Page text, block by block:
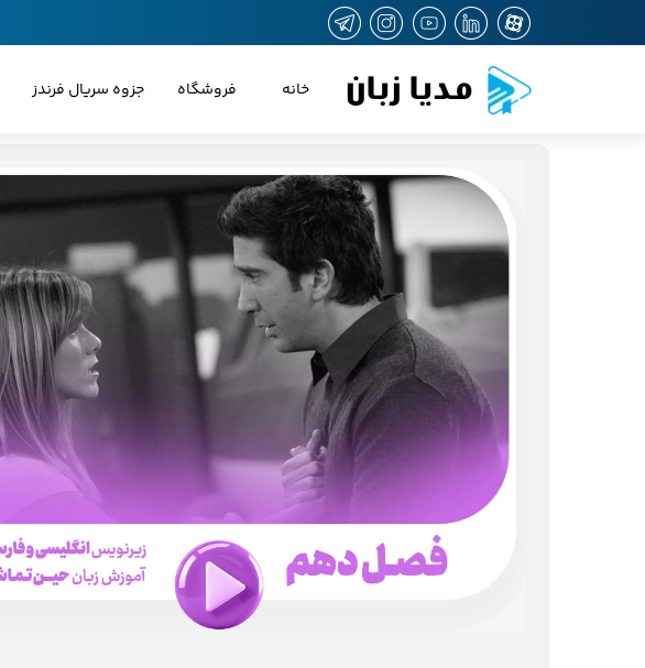
مدیا زبان خانه فروشگاه جزوه سریال فرندز